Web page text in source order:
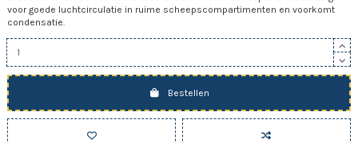
voor goede luchtcirculatie in ruime scheepscompartimenten en voorkomt
condensatie.
Bestellen